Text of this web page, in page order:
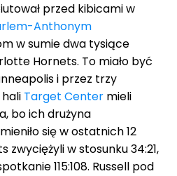
przed kibicami w
Anthonym
w sumie dwa tysiące
Hornets. To miało być
i przez trzy
Target Center mieli
bo ich drużyna
się w ostatnich 12
w stosunku 34:21,
115:108. Russell pod